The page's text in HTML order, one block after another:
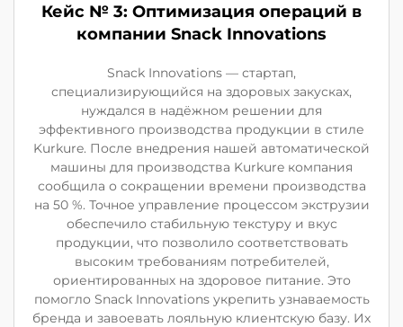
Кейс № 3: Оптимизация операций в
компании Snack Innovations
Snack Innovations — стартап,
специализирующийся на здоровых закусках,
нуждался в надёжном решении для
эффективного производства продукции в стиле
Kurkure. После внедрения нашей автоматической
машины для производства Kurkure компания
сообщила о сокращении времени производства
на 50 %. Точное управление процессом экструзии
обеспечило стабильную текстуру и вкус
продукции, что позволило соответствовать
высоким требованиям потребителей,
ориентированных на здоровое питание. Это
помогло Snack Innovations укрепить узнаваемость
бренда и завоевать лояльную клиентскую базу. Их